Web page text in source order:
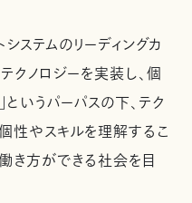
ステムのリーディングカ
クノロジーを実装し、個
いうパーパスの下、テク
性やスキルを理解するこ
き方ができる社会を目